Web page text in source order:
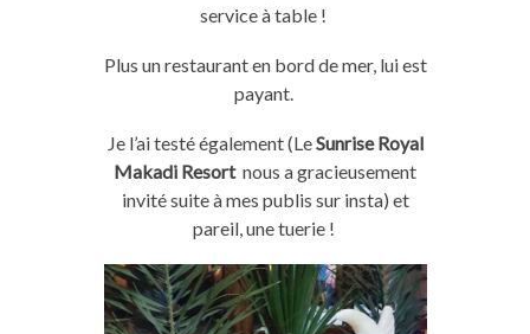
service à table !
Plus un restaurant en bord de mer, lui est
payant.
Je l’ai testé également(LeSunrise Royal
Makadi Resort nous a gracieusement
invité suite à mes publis sur insta) et
pareil, une tuerie !